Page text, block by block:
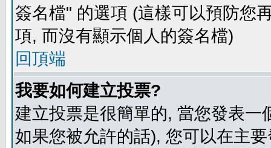
簽名檔" 的選項 (這樣可以預防您
項, 而沒有顯示個人的簽名檔)
回頂端
我要如何建立投票?
建立投票是很簡單的, 當您發表
如果您被允許的話), 您可以在主